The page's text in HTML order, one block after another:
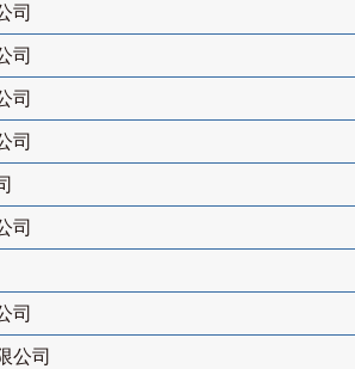
司
司
司
司
司
司
公司